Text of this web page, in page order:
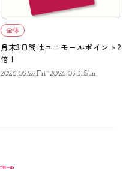
全体
月末3日間はユニモールポイント2
倍！
2026.05.29.Fri~2026.05.31.Sun